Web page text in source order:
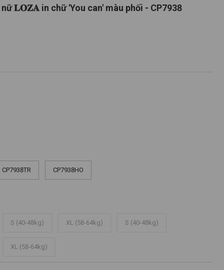
𝐋𝐎𝐙𝐀 in chữ 'You can' màu phối - CP7938
CP7938TR CP7938HO
S (40-48kg) XL (58-64kg) S (40-48kg)
XL (58-64kg)